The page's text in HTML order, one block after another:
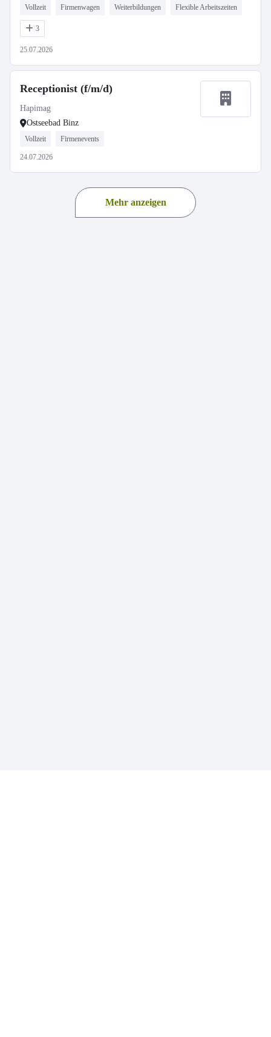
Vollzeit Firmenwagen Weiterbildungen Flexible Arbeitszeiten
3
25.07.2026
Receptionist (f/m/d)
Hapimag
Ostseebad Binz
Vollzeit Firmenevents
24.07.2026
Mehr anzeigen